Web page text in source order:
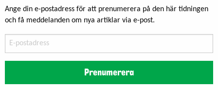
Ange din e-postadress för att prenumerera på den här tidningen
och få meddelanden om nya artiklar via e-post.
postadress
Prenumerera